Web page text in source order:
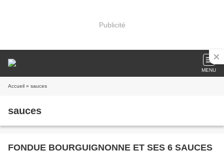
Publicité
MENU
Accueil » sauces
sauces
FONDUE BOURGUIGNONNE ET SES 6 SAUCES